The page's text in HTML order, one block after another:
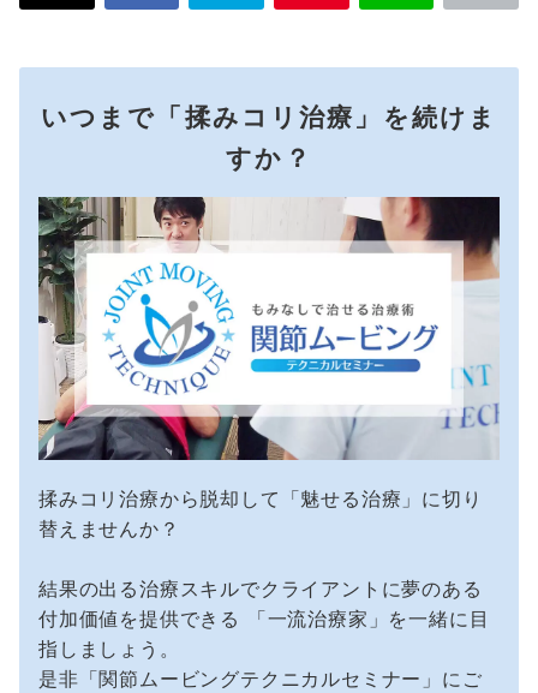
いつまで「揉みコリ治療」を続けま
すか？
揉みコリ治療から脱却して「魅せる治療」に切り
替えませんか？
結果の出る治療スキルでクライアントに夢のある
付加価値を提供できる 「一流治療家」を一緒に目
指しましょう。
是非「関節ムービングテクニカルセミナー」にご